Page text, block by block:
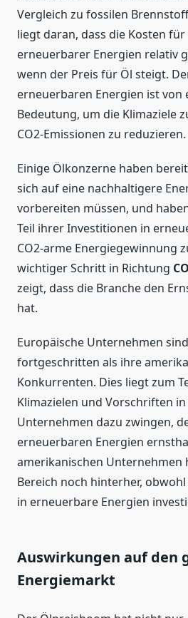
Vergleich zu fossilen
liegt daran, dass die Kosten
erneuerbarer Energien relativ
wenn der Preis für Öl steigt.
erneuerbaren Energien ist von
Bedeutung, um die Klimaziele
CO2-Emissionen zu reduzieren.
Einige Ölkonzerne haben
sich auf eine nachhaltigere
vorbereiten müssen, und
Teil ihrer Investitionen in
CO2-arme Energiegewinnung
wichtiger Schritt in Richtung
zeigt, dass die Branche den
hat.
Europäische Unternehmen
fortgeschritten als ihre
Konkurrenten. Dies liegt zum
Klimazielen und Vorschriften
Unternehmen dazu zwingen,
erneuerbaren Energien
amerikanischen Unternehmen
Bereich noch hinterher,
in erneuerbare Energien
Auswirkungen auf den
Energiemarkt